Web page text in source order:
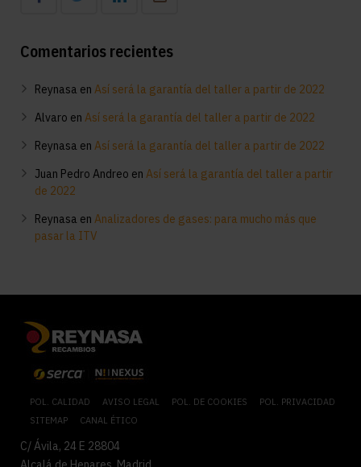
Comentarios recientes
Reynasa en Así será la garantía del taller a partir de 2022
Alvaro en Así será la garantía del taller a partir de 2022
Reynasa en Así será la garantía del taller a partir de 2022
Juan Pedro Andreo en Así será la garantía del taller a partir
de 2022
Reynasa en Analizadores de gases: para mucho más que
pasar la ITV
POL. CALIDAD AVISO LEGAL POL. DE COOKIES
POL. PRIVACIDAD
SITEMAP
CANAL ÉTICO
C/ Ávila, 24 E 28804